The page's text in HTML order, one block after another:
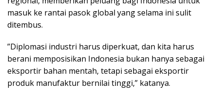
masuk ke rantai pasok global yang selama ini sulit
ditembus.
‎”Diplomasi industri harus diperkuat, dan kita harus
berani memposisikan Indonesia bukan hanya sebagai
eksportir bahan mentah, tetapi sebagai eksportir
produk manufaktur bernilai tinggi,” katanya.